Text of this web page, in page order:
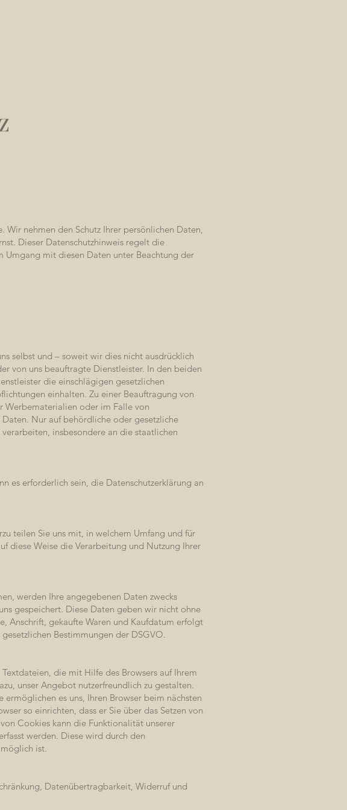
nehmen den Schutz Ihrer persönlichen Daten,
Dieser Datenschutzhinweis regelt die
Umgang mit diesen Daten unter Beachtung der
selbst und – soweit wir dies nicht ausdrücklich
von uns beauftragte Dienstleister. In den beiden
die einschlägigen gesetzlichen
einhalten. Zu einer Beauftragung von
Werbematerialien oder im Falle von
Nur auf behördliche oder gesetzliche
insbesondere an die staatlichen
es erforderlich sein, die Datenschutzerklärung an
teilen Sie uns mit, in welchem Umfang und für
diese Weise die Verarbeitung und Nutzung Ihrer
werden Ihre angegebenen Daten zwecks
gespeichert. Diese Daten geben wir nicht ohne
Anschrift, gekaufte Waren und Kaufdatum erfolgt
Bestimmungen der DSGVO.
die mit Hilfe des Browsers auf Ihrem
unser Angebot nutzerfreundlich zu gestalten.
es uns, Ihren Browser beim nächsten
so einrichten, dass er Sie über das Setzen von
Cookies kann die Funktionalität unserer
werden. Diese wird durch den
ist.
Datenübertragbarkeit, Widerruf und